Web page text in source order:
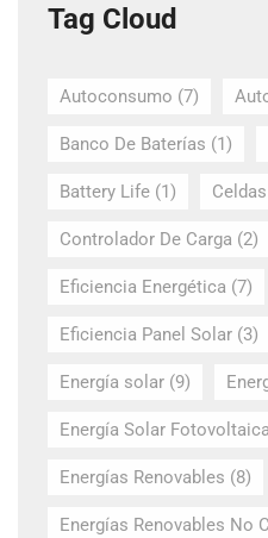
Tag Cloud
Autoconsumo (7)
Banco De Baterías (1)
Battery Life (1)
Controlador De Carga (2)
Eficiencia Energética (7)
Eficiencia Panel Solar (3)
Energía solar (9)
Energía Solar Fotovoltaica
Energías Renovables (8)
Energías Renovables No